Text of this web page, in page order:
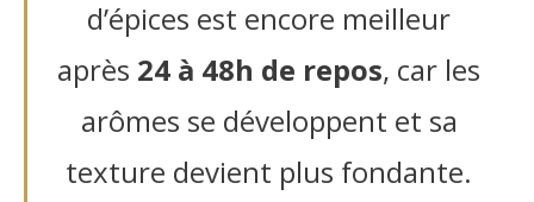
d’épices est encore meilleur
après 24 à 48h de repos, car les
arômes se développent et sa
texture devient plus fondante.